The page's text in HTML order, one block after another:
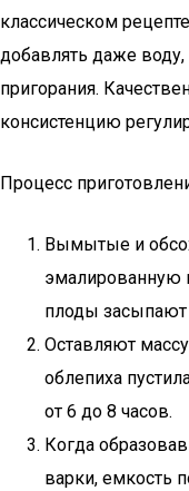
классическом
добавлять даже
пригорания.
консистенцию
Процесс
Вымытые и
эмалированную
плоды засыпают
Оставляют
облепиха
от 6 до 8 часов.
Когда
варки, емкость